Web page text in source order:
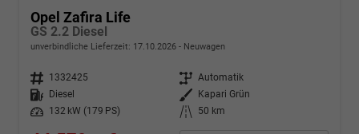
Opel Zafira Life
GS 2.2 Diesel
unverbindliche Lieferzeit: 17.10.2026 Neuwagen
Fahrzeugnr. 1332425 Getriebe Automatik
Kraftstoff
Diesel Außenfarbe
Kapari Grün
Leistung
132 kW (179 PS) Kilometerstand 50 km